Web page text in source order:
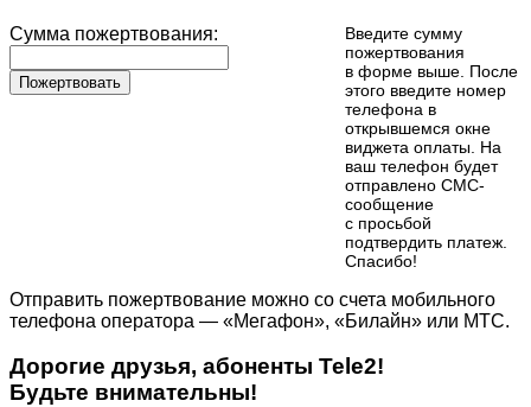
Сумма пожертвования:
Пожертвовать
Введите сумму
пожертвования
в форме выше. После
этого введите номер
телефона в
открывшемся окне
виджета оплаты. На
ваш телефон будет
отправлено СМС-
сообщение
с просьбой
подтвердить платеж.
Cпасибо!
Отправить пожертвование можно со счета мобильного
телефона оператора — «Мегафон», «Билайн» или МТС.
Дорогие друзья, абоненты Tele2!
Будьте внимательны!